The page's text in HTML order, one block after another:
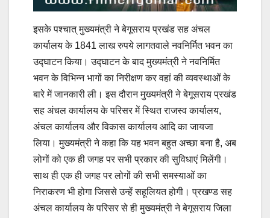
इसके पश्चात् मुख्यमंत्री ने बेगूसराय प्रखंड सह अंचल
कार्यालय के 1841 लाख रुपये लागतवाले नवनिर्मित भवन का
उद्घाटन किया। उद्घाटन के बाद मुख्यमंत्री ने नवनिर्मित
भवन के विभिन्न भागों का निरीक्षण कर वहां की व्यवस्थाओं के
बारे में जानकारी ली। इस दौरान मुख्यमंत्री ने बेगूसराय प्रखंड
सह अंचल कार्यालय के परिसर में स्थित राजस्व कार्यालय,
अंचल कार्यालय और विकास कार्यालय आदि का जायजा
लिया। मुख्यमंत्री ने कहा कि यह भवन बहुत अच्छा बना है, अब
लोगों को एक ही जगह पर सभी प्रकार की सुविधाएं मिलेंगी।
साथ ही एक ही जगह पर लोगों की सभी समस्याओं का
निराकरण भी होगा जिससे उन्हें सहूलियत होगी। प्रखण्ड सह
अंचल कार्यालय के परिसर से ही मुख्यमंत्री ने बेगूसराय जिला